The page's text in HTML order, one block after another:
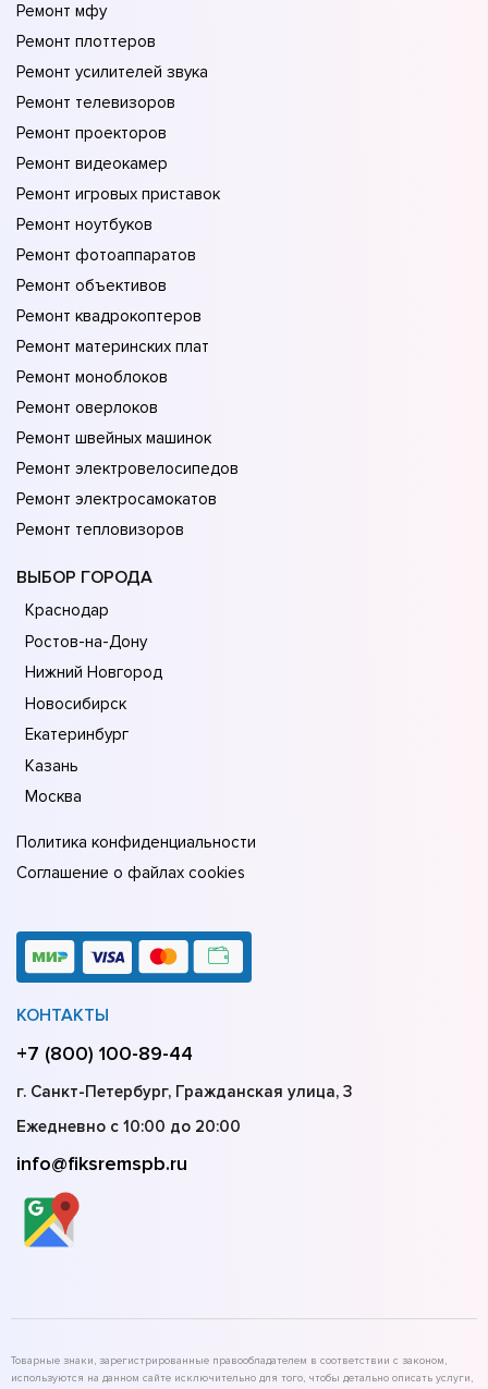
Ремонт мфу
Ремонт плоттеров
Ремонт усилителей звука
Ремонт телевизоров
Ремонт проекторов
Ремонт видеокамер
Ремонт игровых приставок
Ремонт ноутбуков
Ремонт фотоаппаратов
Ремонт объективов
Ремонт квадрокоптеров
Ремонт материнских плат
Ремонт моноблоков
Ремонт оверлоков
Ремонт швейных машинок
Ремонт электровелосипедов
Ремонт электросамокатов
Ремонт тепловизоров
ВЫБОР ГОРОДА
Краснодар
Ростов-на-Дону
Нижний Новгород
Новосибирск
Екатеринбург
Казань
Москва
Политика конфиденциальности
Соглашение о файлах cookies
КОНТАКТЫ
+7 (800) 100-89-44
г. Санкт-Петербург, Гражданская улица, 3
Ежедневно с 10:00 до 20:00
info@fiksremspb.ru
Товарные знаки, зарегистрированные правообладателем в соответствии с законом,
используются на данном сайте исключительно для того, чтобы детально описать услуги,